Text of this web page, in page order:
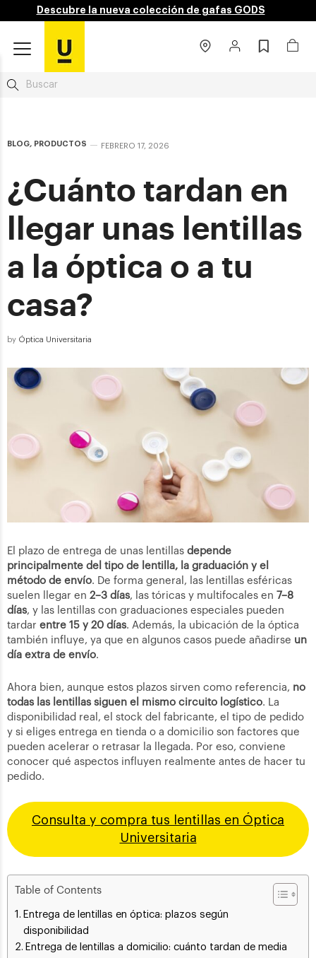
Descubre la nueva colección de gafas GODS
BLOG, PRODUCTOS FEBRERO 17, 2026
¿Cuánto tardan en
llegar unas lentillas
a la óptica o a tu
casa?
by Óptica Universitaria
El plazo de entrega de unas lentillas depende
principalmente del tipo de lentilla, la graduación y el
método de envío. De forma general, las lentillas esféricas
suelen llegar en 2–3 días, las tóricas y multifocales en 7–8
días, y las lentillas con graduaciones especiales pueden
tardar entre 15 y 20 días. Además, la ubicación de la óptica
también influye, ya que en algunos casos puede añadirse un
día extra de envío.
Ahora bien, aunque estos plazos sirven como referencia, no
todas las lentillas siguen el mismo circuito logístico. La
disponibilidad real, el stock del fabricante, el tipo de pedido
y si eliges entrega en tienda o a domicilio son factores que
pueden acelerar o retrasar la llegada. Por eso, conviene
conocer qué aspectos influyen realmente antes de hacer tu
pedido.
Consulta y compra tus lentillas en Óptica
Universitaria
Table of Contents
Entrega de lentillas en óptica: plazos según
disponibilidad
Entrega de lentillas a domicilio: cuánto tardan de media